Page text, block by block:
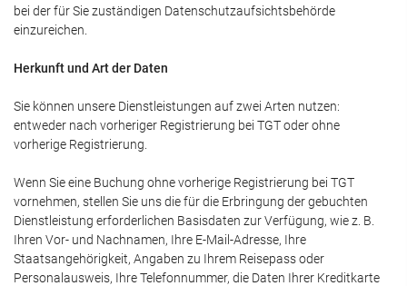
bei der für Sie zuständigen Datenschutzaufsichtsbehörde
einzureichen.
Herkunft und Art der Daten
Sie können unsere Dienstleistungen auf zwei Arten nutzen:
entweder nach vorheriger Registrierung bei TGT oder ohne
vorherige Registrierung.
Wenn Sie eine Buchung ohne vorherige Registrierung bei TGT
vornehmen, stellen Sie uns die für die Erbringung der gebuchten
Dienstleistung erforderlichen Basisdaten zur Verfügung, wie z. B.
Ihren Vor- und Nachnamen, Ihre E-Mail-Adresse, Ihre
Staatsangehörigkeit, Angaben zu Ihrem Reisepass oder
Personalausweis, Ihre Telefonnummer, die Daten Ihrer Kreditkarte